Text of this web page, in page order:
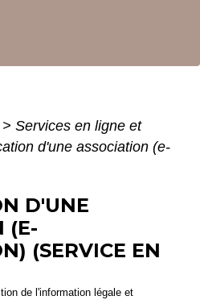
> Services en ligne et
d'une association (e-
D'UNE
(E-
(SERVICE EN
de l'information légale et